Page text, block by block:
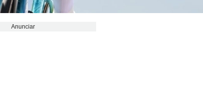
Anunciar